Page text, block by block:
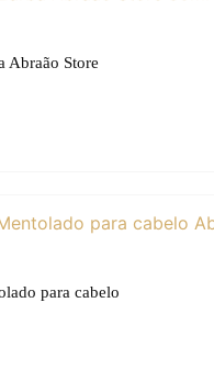
Abraão Store
para cabelo